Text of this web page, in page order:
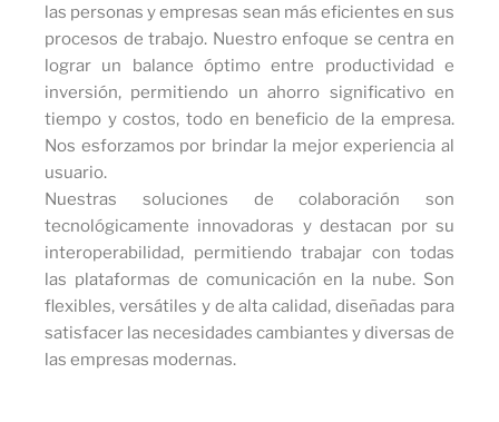
las personas y empresas sean más eficientes en sus
procesos de trabajo. Nuestro enfoque se centra en
lograr un balance óptimo entre productividad e
inversión, permitiendo un ahorro significativo en
tiempo y costos, todo en beneficio de la empresa.
Nos esforzamos por brindar la mejor experiencia al
usuario.
Nuestras soluciones de colaboración son
tecnológicamente innovadoras y destacan por su
interoperabilidad, permitiendo trabajar con todas
las plataformas de comunicación en la nube. Son
flexibles, versátiles y de alta calidad, diseñadas para
satisfacer las necesidades cambiantes y diversas de
las empresas modernas.